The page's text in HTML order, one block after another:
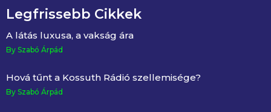
Legfrissebb Cikkek
A látás luxusa, a vakság ára
By Szabó Árpád
Hová tűnt a Kossuth Rádió szellemisége?
By Szabó Árpád